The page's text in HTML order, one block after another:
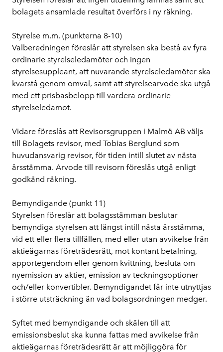
bolagets ansamlade resultat överförs i ny räkning.
Styrelse m.m. (punkterna 8-10)
Valberedningen föreslår att styrelsen ska bestå av fyra
ordinarie styrelseledamöter och ingen
styrelsesuppleant, att nuvarande styrelseledamöter ska
kvarstå genom omval, samt att styrelsearvode ska utgå
med ett prisbasbelopp till vardera ordinarie
styrelseledamot.
Vidare föreslås att Revisorsgruppen i Malmö AB väljs
till Bolagets revisor, med Tobias Berglund som
huvudansvarig revisor, för tiden intill slutet av nästa
årsstämma. Arvode till revisorn föreslås utgå enligt
godkänd räkning.
Bemyndigande (punkt 11)
Styrelsen föreslår att bolagsstämman beslutar
bemyndiga styrelsen att längst intill nästa årsstämma,
vid ett eller flera tillfällen, med eller utan avvikelse från
aktieägarnas företrädesrätt, mot kontant betalning,
apportegendom eller genom kvittning, besluta om
nyemission av aktier, emission av teckningsoptioner
och/eller konvertibler. Bemyndigandet får inte utnyttjas
i större utsträckning än vad bolagsordningen medger.
Syftet med bemyndigande och skälen till att
emissionsbeslut ska kunna fattas med avvikelse från
aktieägarnas företrädesrätt är att möjliggöra för